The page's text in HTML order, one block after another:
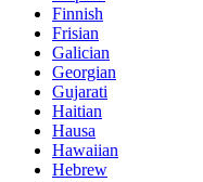
Finnish
Frisian
Galician
Georgian
Gujarati
Haitian
Hausa
Hawaiian
Hebrew